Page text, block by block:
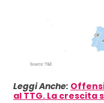
Leggi Anche:
al TTG. La crescita